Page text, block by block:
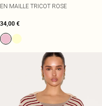
EN MAILLE TRICOT ROSE
34,00 €